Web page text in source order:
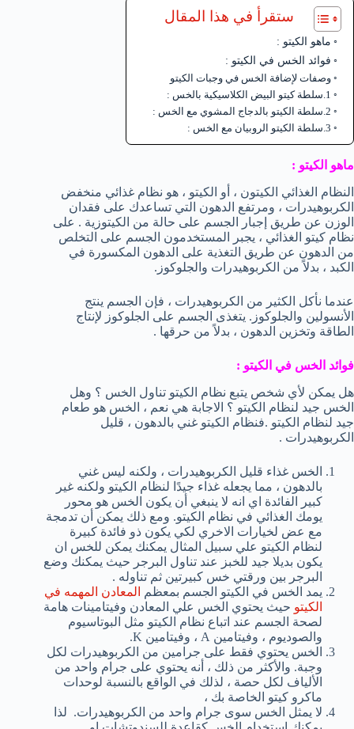
ستقرأ في هذا المقال
ماهو الكيتو :
فوائد الخس في الكيتو :
وصفات لإضافة الخس في وجبات الكيتو
1.سلطة كيتو البيض الكلاسيكية بالخس :
2.سلطة الكيتو بالدجاج المشوي مع الخس :
3.سلطة الكيتو الروبيان مع الخس :
ماهو الكيتو :
النظام الغذائي الكيتون ، أو الكيتو ، هو نظام غذائي منخفض
الكربوهيدرات ، ومرتفع الدهون التي تساعدك على فقدان
الوزن عن طريق إجبار الجسم على حالة من الكيتوزية . على
نظام كيتو الغذائي ، يجبر المستخدمون الجسم على التخلص
من الدهون عن طريق التغذية على الدهون المكسورة في
الكبد ، بدلاً من الكربوهيدرات والجلوكوز.
عندما نأكل الكثير من الكربوهيدرات ، فإن الجسم ينتج
الأنسولين والجلوكوز. يتغذى الجسم على الجلوكوز لإنتاج
الطاقة وتخزين الدهون ، بدلاً من حرقها .
فوائد الخس في الكيتو :
هل يمكن لأي شخص يتبع نظام الكيتو تناول الخس ؟ وهل
الخس جيد لنظام الكيتو ؟ الاجابة هي نعم ، الخس هو طعام
جيد لنظام الكيتو .فنظام الكيتو غني بالدهون ، قليل
الكربوهيدرات .
الخس غذاء قليل الكربوهيدرات ، ولكنه ليس غني
بالدهون ، مما يجعله غذاء جيدًا لنظام الكيتو ولكنه غير
كبير الفائدة اي انه لا ينبغي أن يكون الخس هو محور
يومك الغذائي في نظام الكيتو. ومع ذلك يمكن أن تدمجة
مع عض لخيارات الاخري لكي يكون ذو فائدة كبيرة
لنظام الكيتو علي سبيل المثال يمكنك يمكن للخس ان
يكون بديلا جيد للخبز عند تناول البرجر حيث يمكنك وضع
البرجر بين ورقتي خس كبيرتين ثم تناوله .
يمد الخس في الكيتو الجسم بمعظم
المعادن المهمه في
الكيتو حيث يحتوي الخس علي المعادن وفيتامينات هامة
لصحة الجسم عند اتباع نظام الكيتو مثل البوتاسيوم
والصوديوم ، وفيتامين A ، وفيتامين K.
الخس يحتوي فقط على جرامين من الكربوهيدرات لكل
وجبة. والأكثر من ذلك ، أنه يحتوي على جرام واحد من
الألياف لكل حصة ، لذلك في الواقع بالنسبة لوحدات
ماكرو كيتو الخاصة بك ،
لا يمثل الخس سوى جرام واحد من الكربوهيدرات. لذا